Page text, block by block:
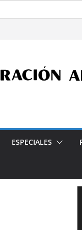
ESPECIALES